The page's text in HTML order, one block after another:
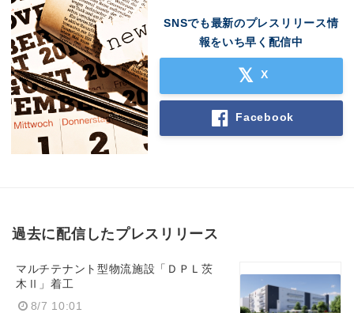
SNSでも最新のプレスリリース情
報をいち早く配信中
X
Facebook
過去に配信したプレスリリース
マルチテナント型物流施設「ＤＰＬ茨
木Ⅱ」着工
8/7 10:01